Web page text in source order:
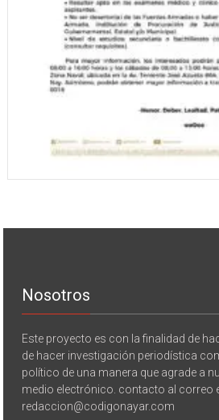
Nosotros
Este proyecto es con la finalidad de
de hacer investigación periodística
político de una manera que agrade a
medio electrónico. contacto al correo
redaccion@codigonayar.com